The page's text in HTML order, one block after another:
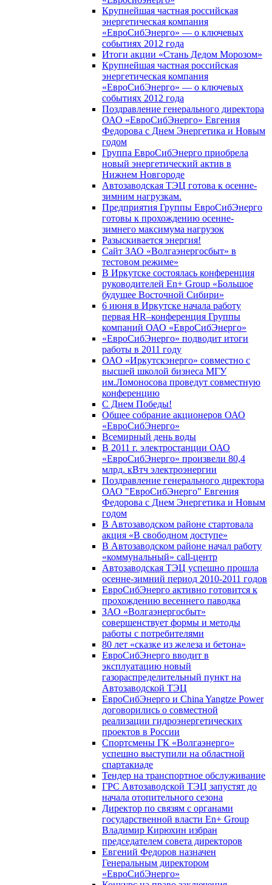
Крупнейшая частная российская
энергетическая компания
«ЕвроСибЭнерго» — о ключевых
событиях 2012 года
Итоги акции «Стань Дедом Морозом»
Крупнейшая частная российская
энергетическая компания
«ЕвроСибЭнерго» — о ключевых
событиях 2012 года
Поздравление генерального директора
ОАО «ЕвроСибЭнерго» Евгения
Федорова с Днем Энергетика и Новым
годом
Группа ЕвроСибЭнерго приобрела
новый энергетический актив в
Нижнем Новгороде
Автозаводская ТЭЦ готова к осенне-
зимним нагрузкам.
Предприятия Группы ЕвроСибЭнерго
готовы к прохождению осенне-
зимнего максимума нагрузок
Разыскивается энергия!
Сайт ЗАО «Волгаэнергосбыт» в
тестовом режиме»
В Иркутске состоялась конференция
руководителей En+ Group «Большое
будущее Восточной Сибири»
6 июня в Иркутске начала работу
первая HR–конференция Группы
компаний ОАО «ЕвроСибЭнерго»
«ЕвроСибЭнерго» подводит итоги
работы в 2011 году
ОАО «Иркутскэнерго» совместно с
высшей школой бизнеса МГУ
им.Ломоносова проведут совместную
конференцию
С Днем Победы!
Общее собрание акционеров ОАО
«ЕвроСибЭнерго»
Всемирный день воды
В 2011 г. электростанции ОАО
«ЕвроСибЭнерго» произвели 80,4
млрд. кВтч электроэнергии
Поздравление генерального директора
ОАО "ЕвроСибЭнерго" Евгения
Федорова с Днем Энергетика и Новым
годом
В Автозаводском районе стартовала
акция «В свободном доступе»
В Автозаводском районе начал работу
«коммунальный» call-центр
Автозаводская ТЭЦ успешно прошла
осенне-зимний период 2010-2011 годов
ЕвроСибЭнерго активно готовится к
прохождению весеннего паводка
ЗАО «Волгаэнергосбыт»
совершенствует формы и методы
работы с потребителями
80 лет «сказке из железа и бетона»
ЕвроСибЭнерго вводит в
эксплуатацию новый
газораспределительный пункт на
Автозаводской ТЭЦ
ЕвроСибЭнерго и China Yangtze Power
договорились о совместной
реализации гидроэнергетических
проектов в России
Спортсмены ГК «Волгаэнерго»
успешно выступили на областной
спартакиаде
Тендер на транспортное обслуживание
ГРС Автозаводской ТЭЦ запустят до
начала отопительного сезона
Директор по связям с органами
государственной власти En+ Group
Владимир Кирюхин избран
председателем совета директоров
Евгений Федоров назначен
Генеральным директором
«ЕвроСибЭнерго»